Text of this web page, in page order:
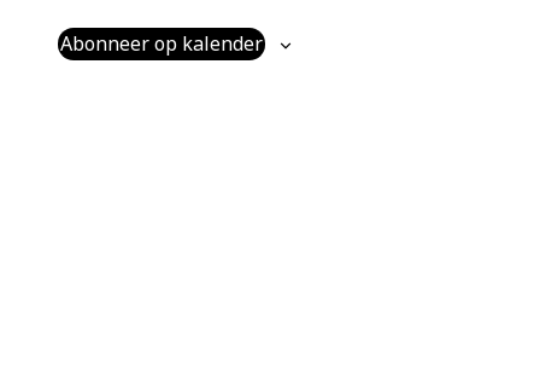
Abonneer op kalender